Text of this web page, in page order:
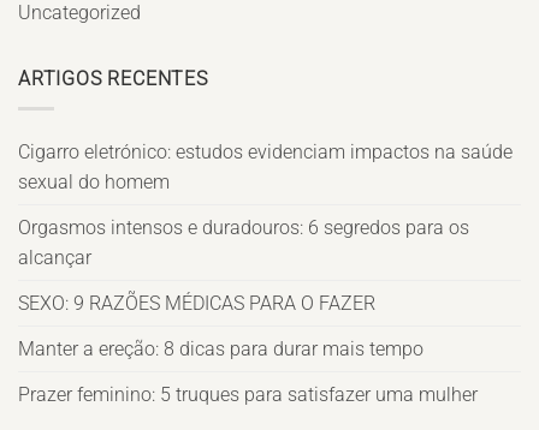
Uncategorized
ARTIGOS RECENTES
Cigarro eletrónico: estudos evidenciam impactos na saúde
sexual do homem
Orgasmos intensos e duradouros: 6 segredos para os
alcançar
SEXO: 9 RAZÕES MÉDICAS PARA O FAZER
Manter a ereção: 8 dicas para durar mais tempo
Prazer feminino: 5 truques para satisfazer uma mulher